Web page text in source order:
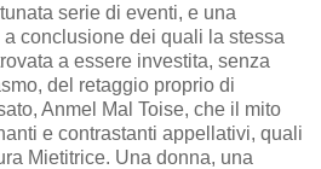
serie di eventi, e una
conclusione dei quali la stessa
a essere investita, senza
del retaggio proprio di
Anmel Mal Toise, che il mito
e contrastanti appellativi, quali
Mietitrice. Una donna, una